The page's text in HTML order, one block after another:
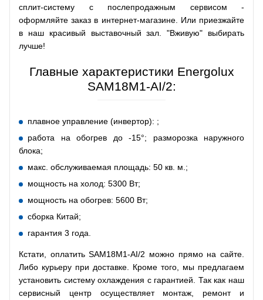
сплит-систему с послепродажным сервисом -
оформляйте заказ в интернет-магазине. Или приезжайте
в наш красивый выставочный зал. "Вживую" выбирать
лучше!
Главные характеристики Energolux
SAM18M1-AI/2:
плавное управление (инвертор): ;
работа на обогрев до -15°; разморозка наружного
блока;
макс. обслуживаемая площадь: 50 кв. м.;
мощность на холод: 5300 Вт;
мощность на обогрев: 5600 Вт;
сборка Китай;
гарантия 3 года.
Кстати, оплатить SAM18M1-AI/2 можно прямо на сайте.
Либо курьеру при доставке. Кроме того, мы предлагаем
установить систему охлаждения с гарантией. Так как наш
сервисный центр осуществляет монтаж, ремонт и